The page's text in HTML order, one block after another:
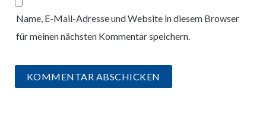
Name, E-Mail-Adresse und Website in diesem Browser
für meinen nächsten Kommentar speichern.